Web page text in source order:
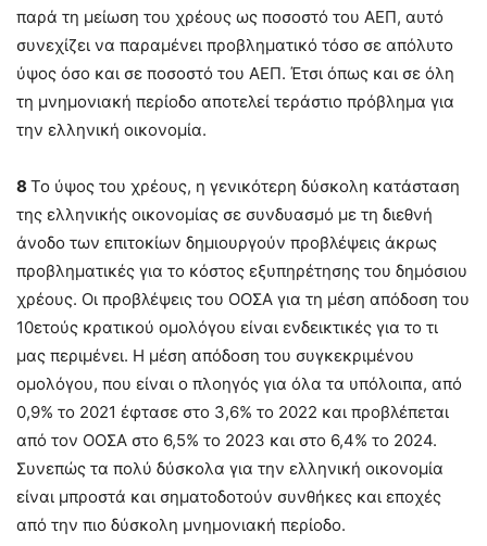
παρά τη μείωση του χρέους ως ποσοστό του ΑΕΠ, αυτό
συνεχίζει να παραμένει προβληματικό τόσο σε απόλυτο
ύψος όσο και σε ποσοστό του ΑΕΠ. Έτσι όπως και σε όλη
τη μνημονιακή περίοδο αποτελεί τεράστιο πρόβλημα για
την ελληνική οικονομία.
8 Το ύψος του χρέους, η γενικότερη δύσκολη κατάσταση
της ελληνικής οικονομίας σε συνδυασμό με τη διεθνή
άνοδο των επιτοκίων δημιουργούν προβλέψεις άκρως
προβληματικές για το κόστος εξυπηρέτησης του δημόσιου
χρέους. Οι προβλέψεις του ΟΟΣΑ για τη μέση απόδοση του
10ετούς κρατικού ομολόγου είναι ενδεικτικές για το τι
μας περιμένει. Η μέση απόδοση του συγκεκριμένου
ομολόγου, που είναι ο πλοηγός για όλα τα υπόλοιπα, από
0,9% το 2021 έφτασε στο 3,6% το 2022 και προβλέπεται
από τον ΟΟΣΑ στο 6,5% το 2023 και στο 6,4% το 2024.
Συνεπώς τα πολύ δύσκολα για την ελληνική οικονομία
είναι μπροστά και σηματοδοτούν συνθήκες και εποχές
από την πιο δύσκολη μνημονιακή περίοδο.